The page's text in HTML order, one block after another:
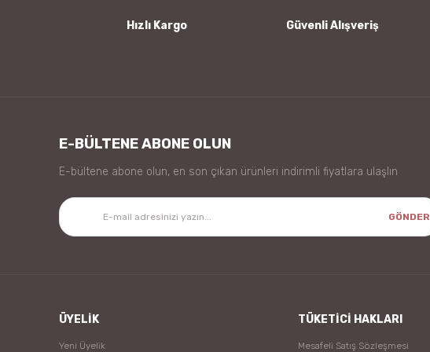
Hızlı Kargo Güvenli Alışveriş
E-BÜLTENE ABONE OLUN
E-bültene abone olun, en son çıkan ürünleri indirimli fiyatlara ulaşlın
GÖNDER
ÜYELİK
Yeni Üyelik
TÜKETİCİ HAKLARI
Mesafeli Satış Sözleşmesi